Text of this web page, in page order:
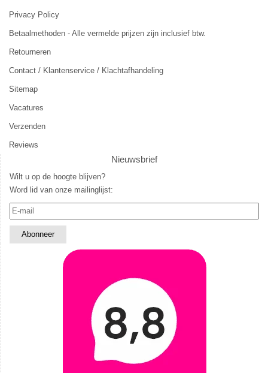
Privacy Policy
Betaalmethoden - Alle vermelde prijzen zijn inclusief btw.
Retourneren
Contact / Klantenservice / Klachtafhandeling
Sitemap
Vacatures
Verzenden
Reviews
Nieuwsbrief
Wilt u op de hoogte blijven?
Word lid van onze mailinglijst: